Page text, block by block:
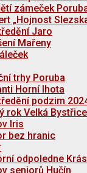
zámeček
„Hojnost
Jaro
Mařeny
trhy Poruba
Horní lhota
podzim
rok Velká Bystřice
Iris
bez hranic
odpoledne
seniorů Hučín